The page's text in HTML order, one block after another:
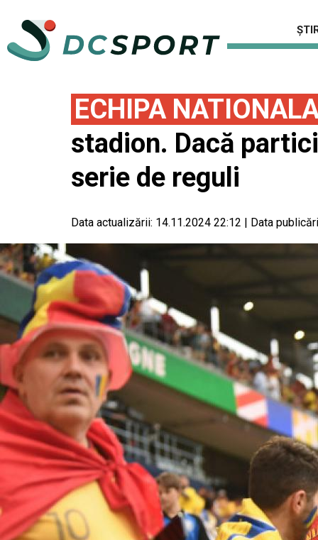
ECHIPA
stadion. Dacă
serie de reguli
Data actualizării: 14.11.2024 22:12 | Data